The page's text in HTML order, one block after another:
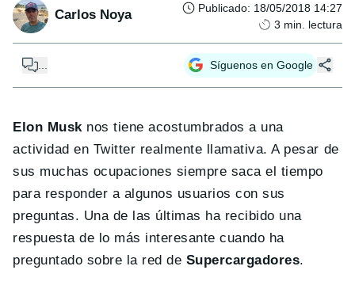
Carlos Noya Publicado: 18/05/2018 14:27
3 min. lectura
Síguenos en Google
Elon Musk nos tiene acostumbrados a una
actividad en Twitter realmente llamativa. A pesar de
sus muchas ocupaciones siempre saca el tiempo
para responder a algunos usuarios con sus
preguntas. Una de las últimas ha recibido una
respuesta de lo más interesante cuando ha
preguntado sobre la red de Supercargadores.